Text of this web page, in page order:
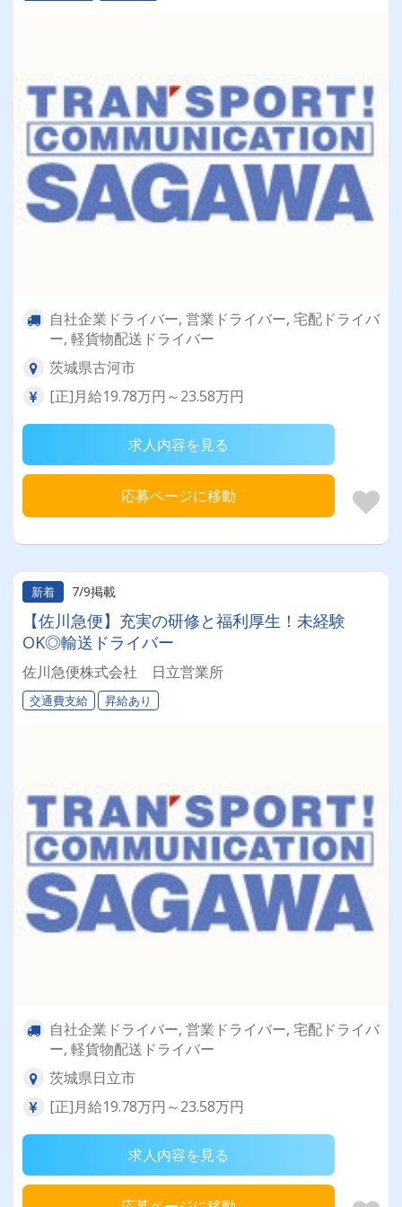
自社企業ドライバー, 営業ドライバー, 宅配ドライバ
ー, 軽貨物配送ドライバー
茨城県古河市
[正]月給19.78万円～23.58万円
求人内容を見る
応募ページに移動
新着 7/9掲載
【佐川急便】充実の研修と福利厚生！未経験
OK◎輸送ドライバー
佐川急便株式会社 日立営業所
交通費支給 昇給あり
自社企業ドライバー, 営業ドライバー, 宅配ドライバ
ー, 軽貨物配送ドライバー
茨城県日立市
[正]月給19.78万円～23.58万円
求人内容を見る